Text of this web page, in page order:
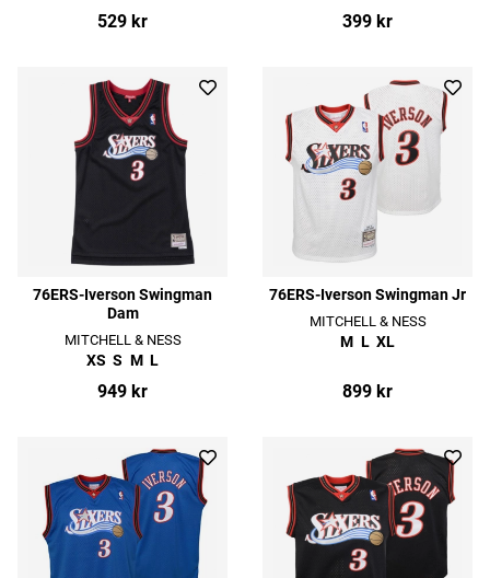
529 kr 399 kr
76ERS-Iverson Swingman
Dam
MITCHELL & NESS
XS S M L
949 kr
76ERS-Iverson Swingman Jr
MITCHELL & NESS
M L XL
899 kr